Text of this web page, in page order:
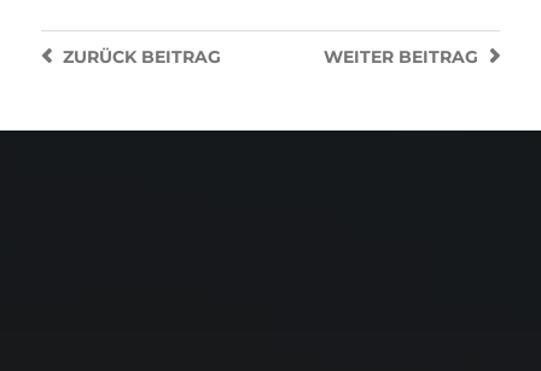
WEITER BEITRAG
ZURÜCKBEITRAG